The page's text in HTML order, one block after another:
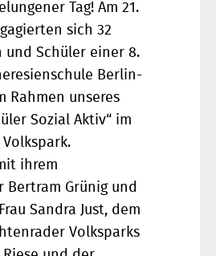
Tag! Am 21.
sich 32
und Schüler einer 8.
Berlin-
Rahmen unseres
Sozial Aktiv“ im
ihrem
Bertram Grünig und
Sandra Just, dem
Volksparks